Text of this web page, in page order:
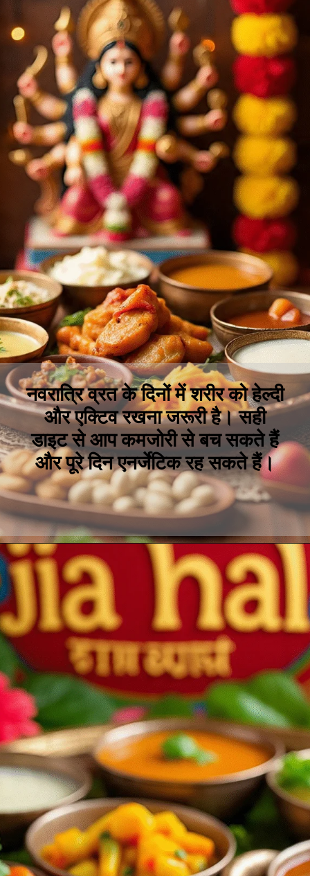
नवरात्रि व्रत के दिनों में शरीर को हेल्दी
और एक्टिव रखना जरूरी है। सही
डाइट से आप कमजोरी से बच सकते हैं
और पूरे दिन एनर्जेटिक रह सकते हैं।